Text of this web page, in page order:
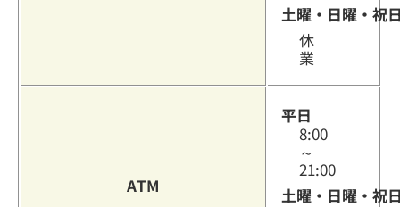
土曜・日曜・祝
休
業
ATM
平日
8:00
～
21:00
土曜・日曜・祝